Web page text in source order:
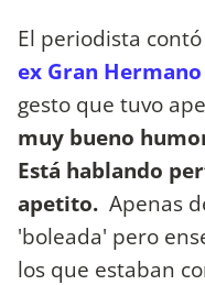
El periodista
ex Gran Hermano
gesto que tuvo
muy bueno
Está hablando
apetito. Apenas
'boleada' pero
los que estaban